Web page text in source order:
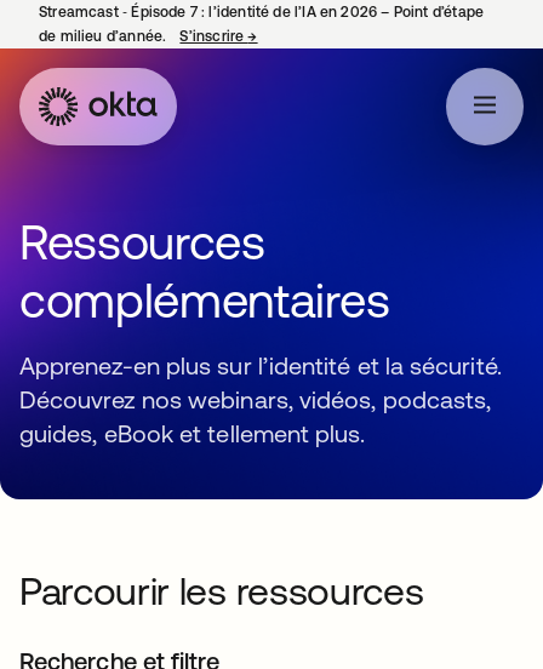
Streamcast ‑ Épisode 7 : l’identité de l’IA en 2026 – Point d’étape
de milieu d’année.
S’inscrire→
Ressources
complémentaires
Apprenez-en plus sur l’identité et la sécurité.
Découvrez nos webinars, vidéos, podcasts,
guides, eBook et tellement plus.
Parcourir les ressources
Recherche et filtre